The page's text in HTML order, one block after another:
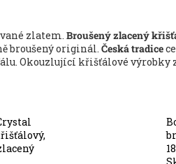
zlatem. Broušený zlacený
broušený originál.Česká tradice
Okouzlující křišťálové výrobky